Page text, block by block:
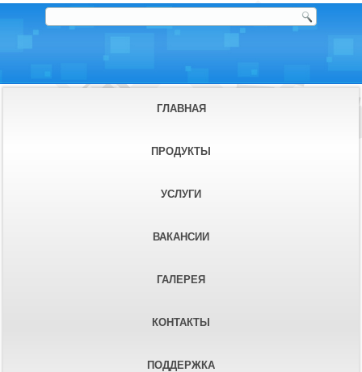
ГЛАВНАЯ
ПРОДУКТЫ
УСЛУГИ
ВАКАНСИИ
ГАЛЕРЕЯ
КОНТАКТЫ
ПОДДЕРЖКА